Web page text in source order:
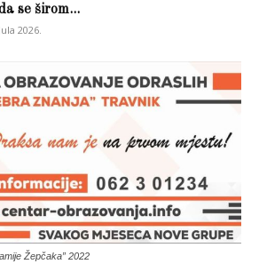
se širom...
2026.
Žepčaka” 2022